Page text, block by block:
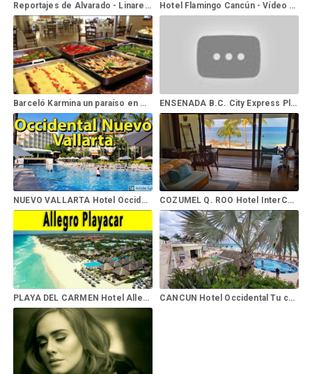
Reportajes de Alvarado - Linares, Nuevo León Hotel Flamingo Cancún - Vídeo Oficial
Barceló Karmina un paraíso en Manzanillo | Barceló Hotels & Resorts ENSENADA B.C. City Express Plus Ensenada | Un Hotel Que Te Sorprende
NUEVO VALLARTA Hotel Occidental Nuevo Vallarta COZUMEL Q. ROO Hotel InterContinental Presidente Cozumel in Cancún Cozumel Island
PLAYA DEL CARMEN Hotel Allegro Playacar Riviera Maya - Mexico CANCUN Hotel Occidental Tu cancun 2020